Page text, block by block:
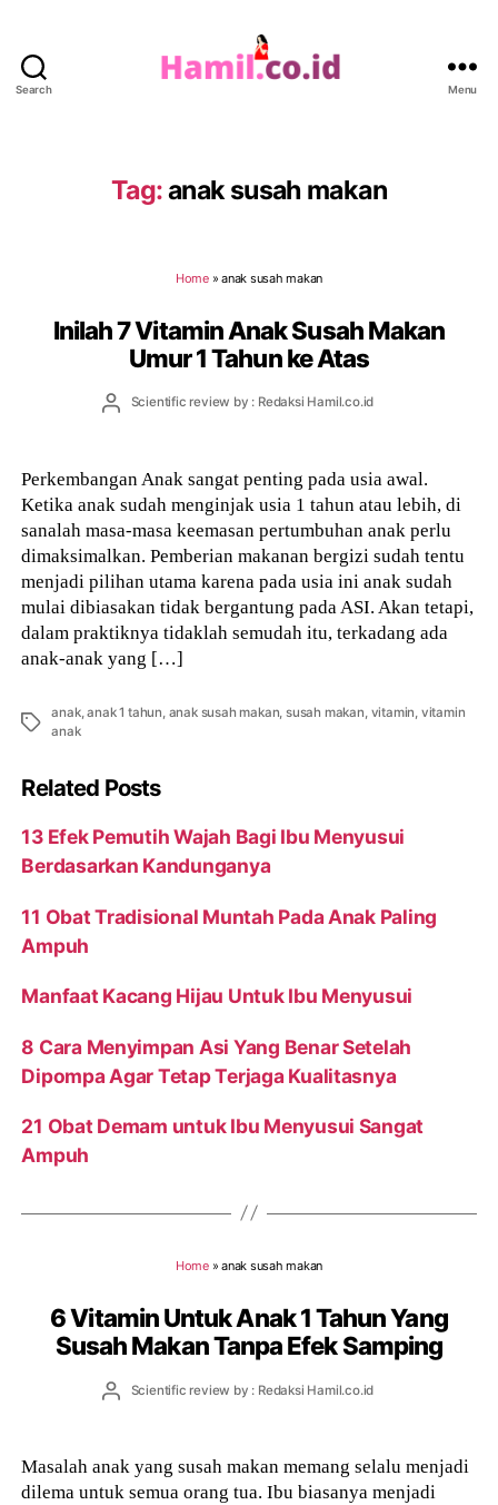
Search Menu
Tag:anak susah makan
Home»anak susah makan
Inilah 7 Vitamin Anak Susah Makan
Umur 1 Tahun ke Atas
PostScientific review by : Redaksi Hamil.co.id
Perkembangan Anak sangat penting pada usia awal.
Ketika anak sudah menginjak usia 1 tahun atau lebih, di
sanalah masa-masa keemasan pertumbuhan anak perlu
dimaksimalkan. Pemberian makanan bergizi sudah tentu
menjadi pilihan utama karena pada usia ini anak sudah
mulai dibiasakan tidak bergantung pada ASI. Akan tetapi,
dalam praktiknya tidaklah semudah itu, terkadang ada
anak-anak yang […]
Tags
anak,anak 1 tahun, anak susah makan,susah makan, vitamin, vitamin
anak
Related Posts
13 Efek Pemutih Wajah Bagi Ibu Menyusui
Berdasarkan Kandunganya
11 Obat Tradisional Muntah Pada Anak Paling
Ampuh
Manfaat Kacang Hijau Untuk Ibu Menyusui
8 Cara Menyimpan Asi Yang Benar Setelah
Dipompa Agar Tetap Terjaga Kualitasnya
21 Obat Demam untuk Ibu Menyusui Sangat
Ampuh
Home»anak susah makan
6 Vitamin Untuk Anak 1 Tahun Yang
Susah Makan Tanpa Efek Samping
PostScientific review by : Redaksi Hamil.co.id
Masalah anak yang susah makan memang selalu menjadi
dilema untuk semua orang tua. Ibu biasanya menjadi